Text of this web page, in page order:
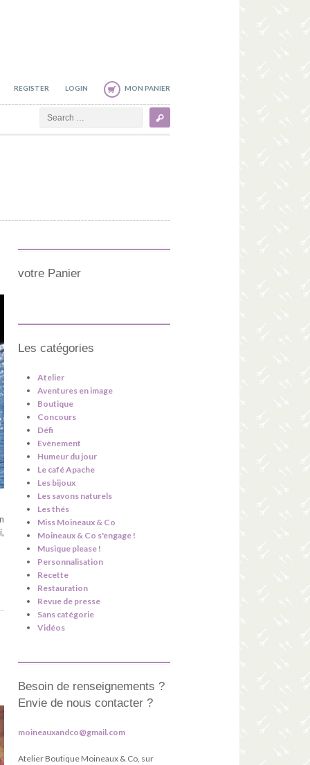
REGISTER LOGIN MON PANIER
votre Panier
Les catégories
Atelier
Aventures en image
Boutique
Concours
Défi
Evènement
Humeur du jour
Le café Apache
Les bijoux
Les savons naturels
Les thés
Miss Moineaux & Co
Moineaux & Co s'engage !
Musique please !
Personnalisation
Recette
Restauration
Revue de presse
Sans catégorie
Vidéos
Besoin de renseignements ?
Envie de nous contacter ?
moineauxandco@gmail.com
Atelier Boutique Moineaux & Co, sur